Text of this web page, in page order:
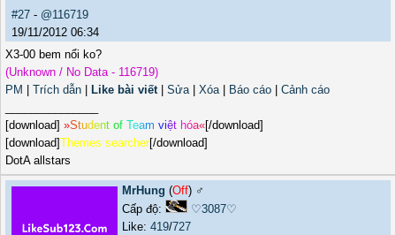
#27 - @116719
19/11/2012 06:34
X3-00 bem nổi ko?
(Unknown / No Data - 116719)
PM
Trích dẫn Like bài viết| Sửa| Xóa| Báo cáo
Cảnh cáo
[download] »Student of Team việt hóa«[/download]
[download]Themes searcher[/download]
DotA allstars
MrHung (Off) ♂️
Cấp độ:
♡3087♡
Like: 419/727